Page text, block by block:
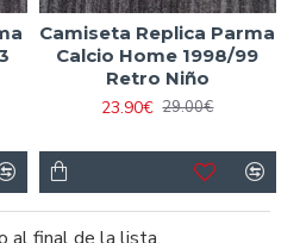
Camiseta Replica Parma
Calcio Home 1998/99
Retro Niño
23.90€ 29.00€